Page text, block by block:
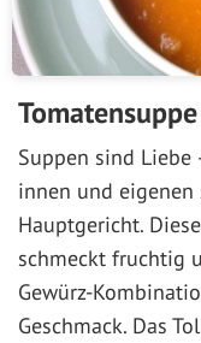
Suppen sind
innen und eigenen
Hauptgericht.
schmeckt fruchtig
Gewürz-
Geschmack. Das